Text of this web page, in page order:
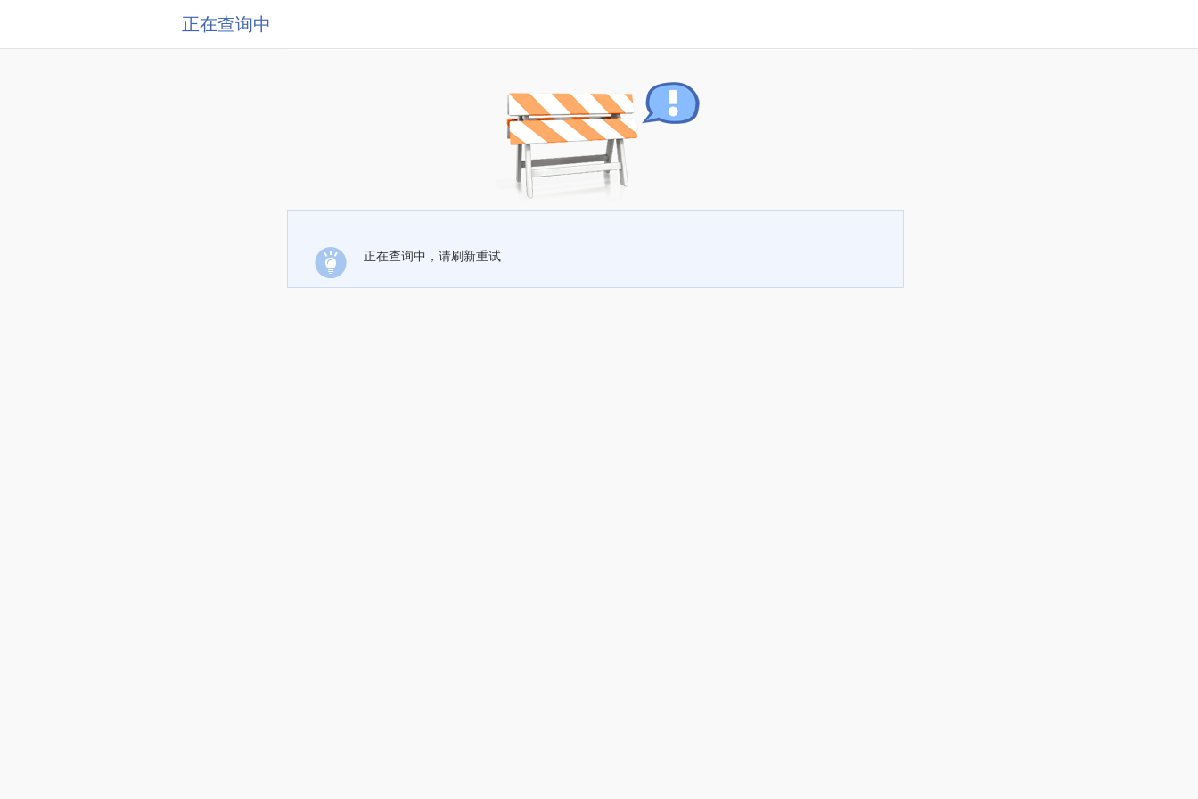
正在查询中
正在查询中，请刷新重试